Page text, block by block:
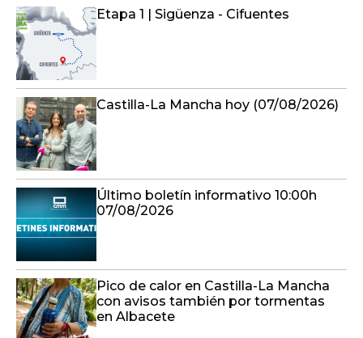
Etapa 1 | Sigüenza - Cifuentes
Castilla-La Mancha hoy (07/08/2026)
Último boletín informativo 10:00h
07/08/2026
Pico de calor en Castilla-La Mancha
con avisos también por tormentas
en Albacete